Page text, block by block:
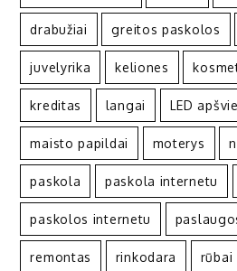
drabužiai greitos paskolos
juvelyrika keliones
kreditas langai LED
maisto papildai moterys
paskola paskola internetu
paskolos internetu
remontas rinkodara rūbai